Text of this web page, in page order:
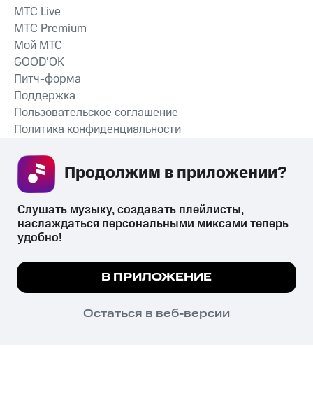
СКАЧАТЬ ПРИЛОЖЕНИЕ
MTС Live
MTС Premium
Мой МТС
GOOD’OK
Питч-форма
Поддержка
Пользовательское соглашение
Политика конфиденциальности
психотропных веществ, их аналогов причиняет вред здоровью,
их незаконный оборот запрещён и влечёт установленную
законодательством ответственность.
© 2026 ООО «КИОН».
Все права защищены
Мы используем куки, чтобы на сайте все
Подробнее
ПОНЯТНО
Слушать музыку, создавать плейлисты,
наслаждаться персональными миксами теперь
удобно!
В ПРИЛОЖЕНИЕ
Остаться в веб-версии